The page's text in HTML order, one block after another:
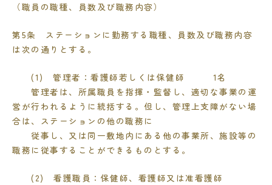
（職員の職種、員数及び職務内容）
第5条 ステーションに勤務する職種、員数及び職務内容
は次の通りとする。
(1) 管理者：看護師若しくは保健師 1名
管理者は、所属職員を指揮・監督し、適切な事業の運
営が行われるように統括する。但し、管理上支障がない場
合は、ステーションの他の職務に
従事し、又は同一敷地内にある他の事業所、施設等の
職務に従事することができるものとする。
(2)
看護職員：保健師、看護師又は准看護師